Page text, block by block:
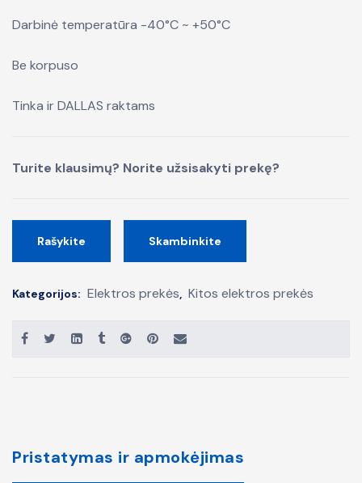
Darbinė temperatūra -40°C ~ +50°C
Be korpuso
Tinka ir DALLAS raktams
Turite klausimų? Norite užsisakyti prekę?
Rašykite Skambinkite
Kategorijos: Elektros prekės Kitos elektros prekės
Pristatymas ir apmokėjimas